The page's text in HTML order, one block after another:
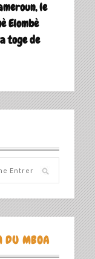
le
Elombè
toge de
DU MBOA